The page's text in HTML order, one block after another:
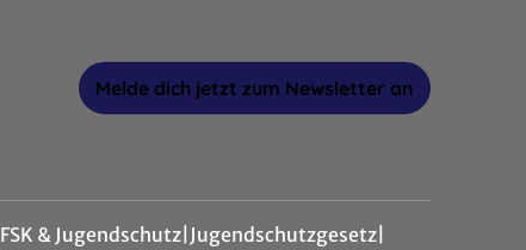
Melde dich jetzt zum Newsletter an
FSK & Jugendschutz| Jugendschutzgesetz|